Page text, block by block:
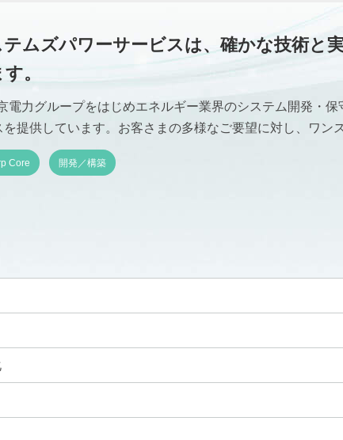
テムズパワーサービスは、確かな技術と
。
電力グループをはじめエネルギー業界のシステム開発・
提供しています。お客さまの多様なご要望に対し、ワン
Core 開発／構築